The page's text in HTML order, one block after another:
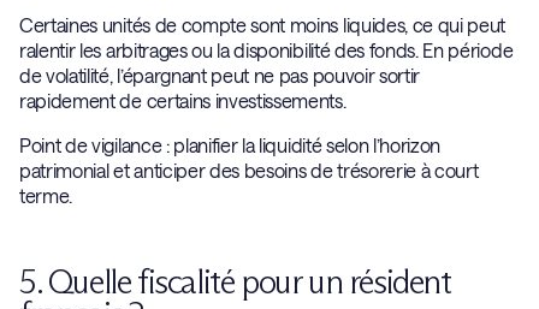
Certaines unités de compte sont moins liquides, ce qui peut
ralentir les arbitrages ou la disponibilité des fonds. En période
de volatilité, l’épargnant peut ne pas pouvoir sortir
rapidement de certains investissements.
Point de vigilance : planifier la liquidité selon l’horizon
patrimonial et anticiper des besoins de trésorerie à court
terme.
5. Quelle fiscalité pour un résident